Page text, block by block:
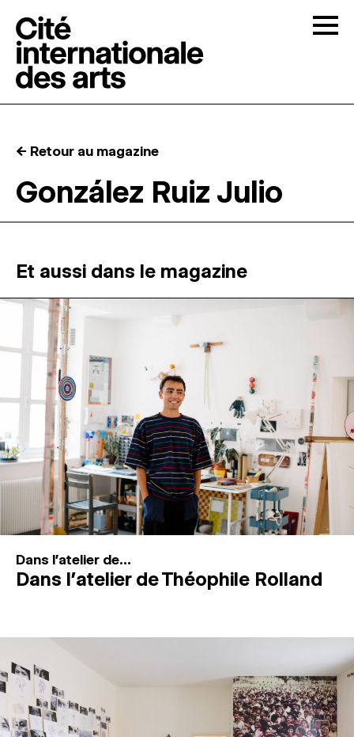
RÉSIDENCES ↓
ATELIERS OUVERTS
PROGRAMMATION
MAGAZINE
ESPACES DE PRATIQUE ARTISTIQUE ↓
Recherche
Connexion
← Retour au magazine
González Ruiz Julio
Et aussi dans le magazine
Dans l'atelier de...
Dans l’atelier de Théophile Rolland